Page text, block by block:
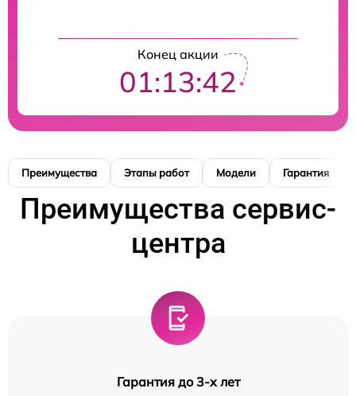
Конец акции
01:13:41
Преимущества Этапы работ Модели Гарантия
Преимущества сервис-
центра
Гарантия до 3-х лет